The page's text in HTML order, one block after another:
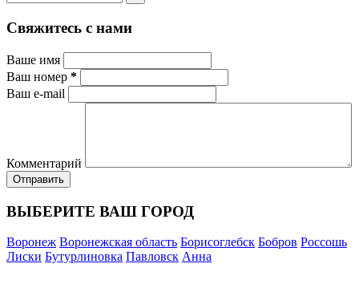
Свяжитесь с нами
Ваше имя
Ваш номер *
Ваш e-mail
Комментарий
ВЫБЕРИТЕ ВАШ ГОРОД
Воронеж Воронежская область Борисоглебск Бобров Россошь
Лиски Бутурлиновка Павловск Анна